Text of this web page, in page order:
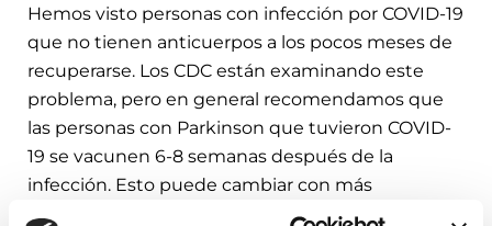
Hemos visto personas con infección por COVID-19
que no tienen anticuerpos a los pocos meses de
recuperarse. Los CDC están examinando este
problema, pero en general recomendamos que
las personas con Parkinson que tuvieron COVID-
19 se vacunen 6-8 semanas después de la
infección. Esto puede cambiar con más
orientación de los CDC.